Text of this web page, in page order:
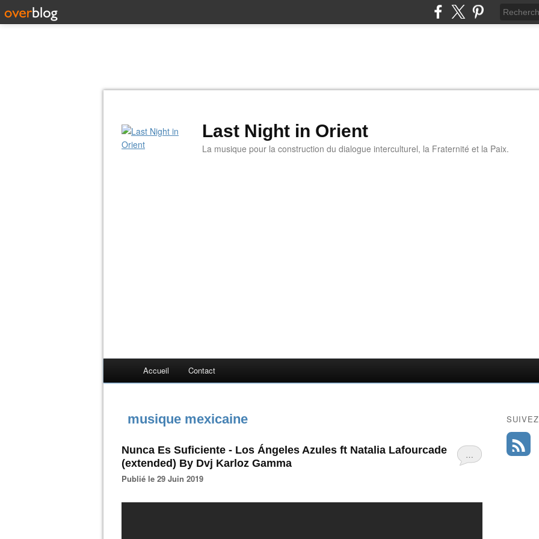
Last Night in Orient
La musique pour la construction du dialogue interculturel, la Fraternité et la Paix.
Accueil Contact
musique mexicaine
…
Nunca Es Suficiente - Los Ángeles Azules ft Natalia Lafourcade
(extended) By Dvj Karloz Gamma
Publié le 29 Juin 2019